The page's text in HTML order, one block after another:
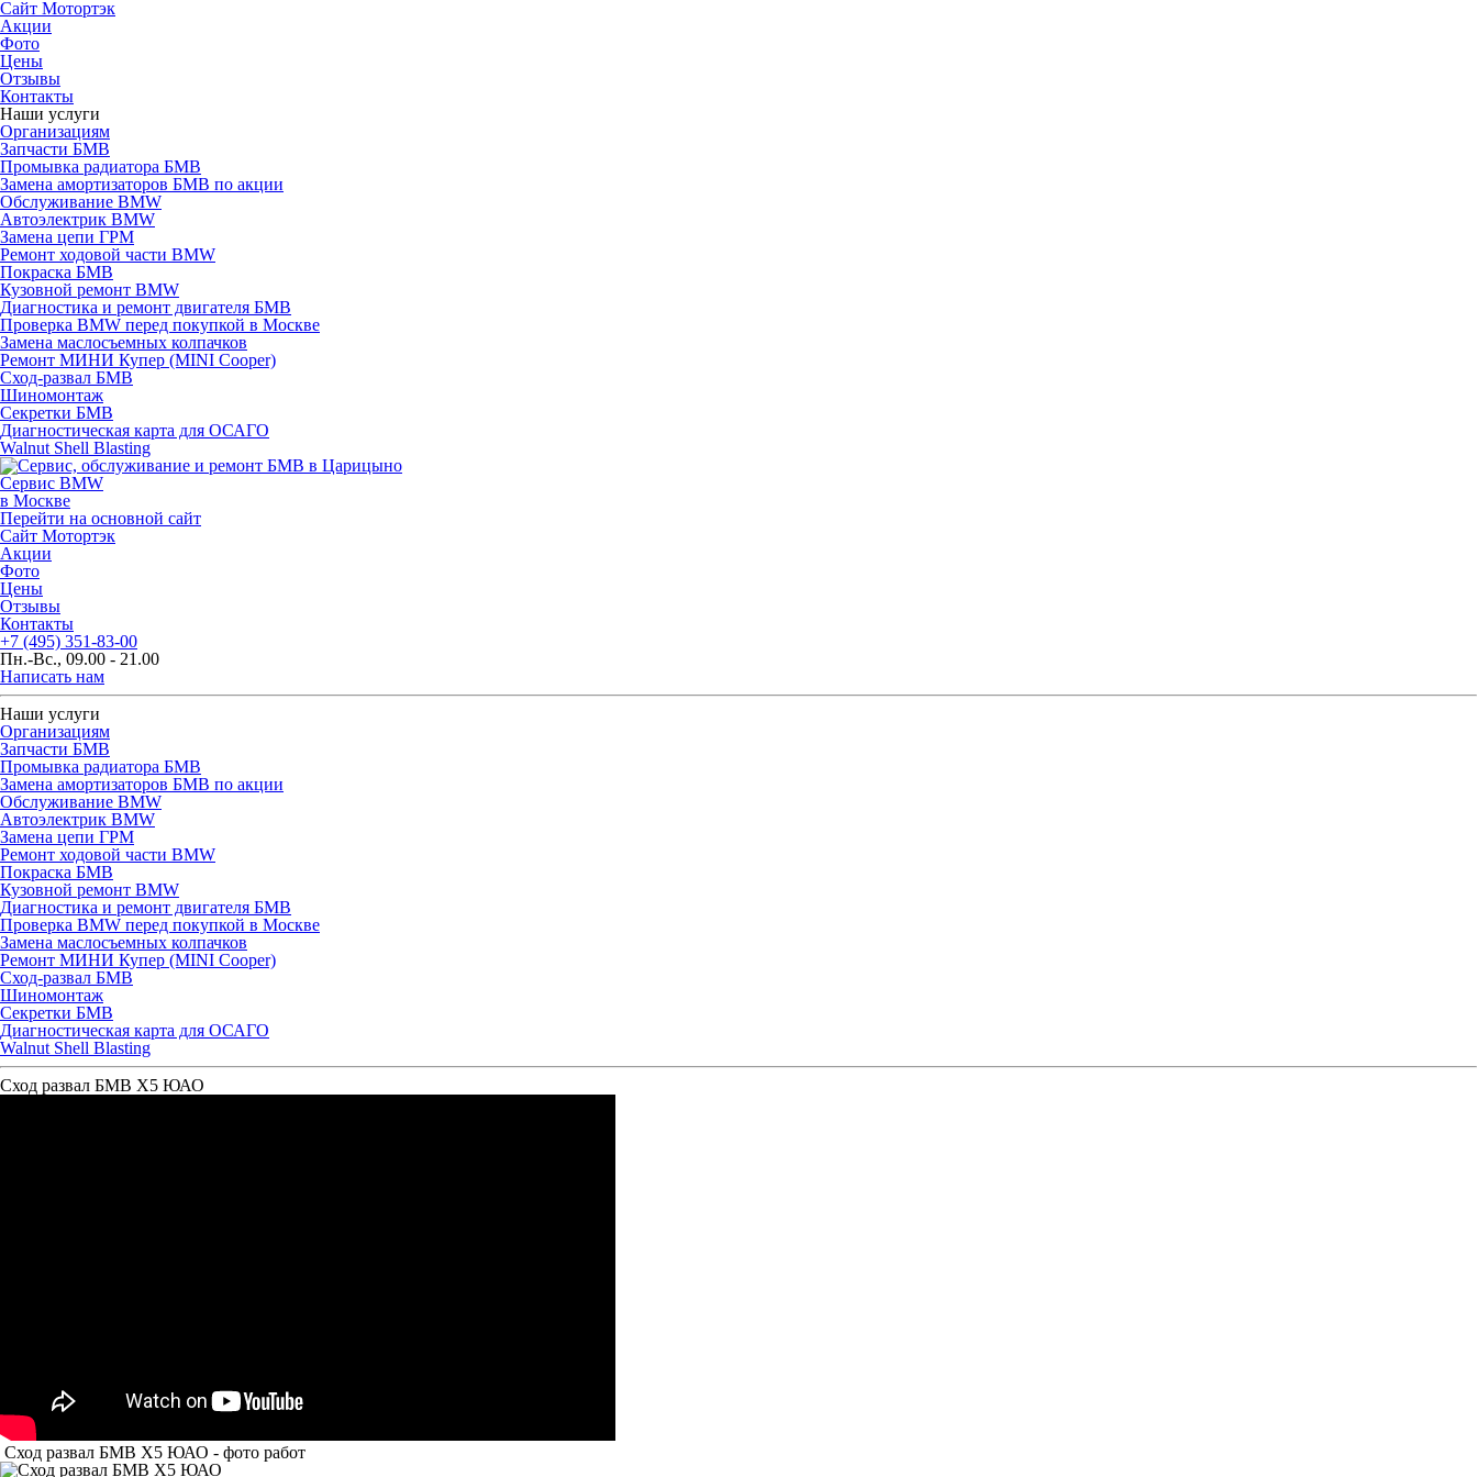
Сайт Мотортэк
Акции
Фото
Цены
Отзывы
Контакты
Наши услуги
Организациям
Запчасти БМВ
Промывка радиатора БМВ
Замена амортизаторов БМВ по акции
Обслуживание BMW
Автоэлектрик BMW
Замена цепи ГРМ
Ремонт ходовой части BMW
Покраска БМВ
Кузовной ремонт BMW
Диагностика и ремонт двигателя БМВ
Проверка BMW перед покупкой в Москве
Замена маслосъемных колпачков
Ремонт МИНИ Купер (MINI Cooper)
Сход-развал БМВ
Шиномонтаж
Секретки БМВ
Диагностическая карта для ОСАГО
Walnut Shell Blasting
Сервис BMW
в Москве
Перейти на основной сайт
Сайт Мотортэк
Акции
Фото
Цены
Отзывы
Контакты
+7 (495) 351-83-00
Пн.-Вс., 09.00 - 21.00
Написать нам
Наши услуги
Организациям
Запчасти БМВ
Промывка радиатора БМВ
Замена амортизаторов БМВ по акции
Обслуживание BMW
Автоэлектрик BMW
Замена цепи ГРМ
Ремонт ходовой части BMW
Покраска БМВ
Кузовной ремонт BMW
Диагностика и ремонт двигателя БМВ
Проверка BMW перед покупкой в Москве
Замена маслосъемных колпачков
Ремонт МИНИ Купер (MINI Cooper)
Сход-развал БМВ
Шиномонтаж
Секретки БМВ
Диагностическая карта для ОСАГО
Walnut Shell Blasting
Сход развал БМВ Х5 ЮАО
Сход развал БМВ Х5 ЮАО - фото работ